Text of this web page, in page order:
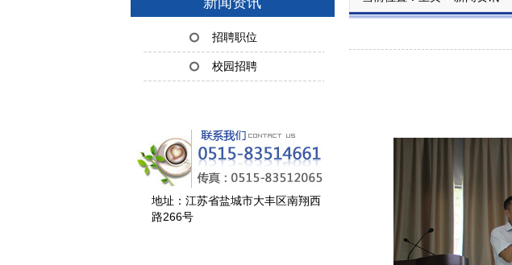
招聘职位
校园招聘
地址：江苏省盐城市大丰区南翔西
路266号